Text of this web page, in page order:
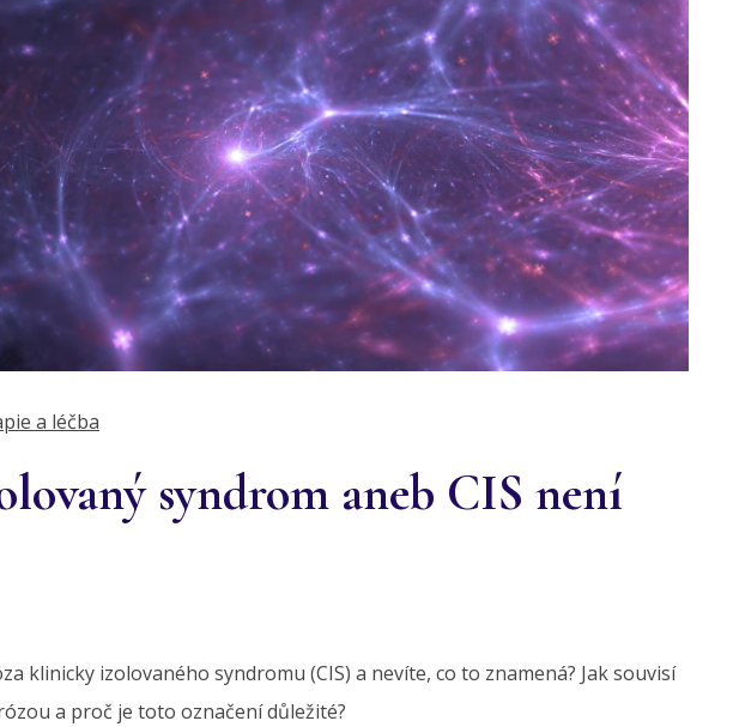
a léčba
syndrom aneb CIS není
klinicky izolovaného syndromu (CIS) a nevíte, co to znamená? Jak souvisí
a proč je toto označení důležité?